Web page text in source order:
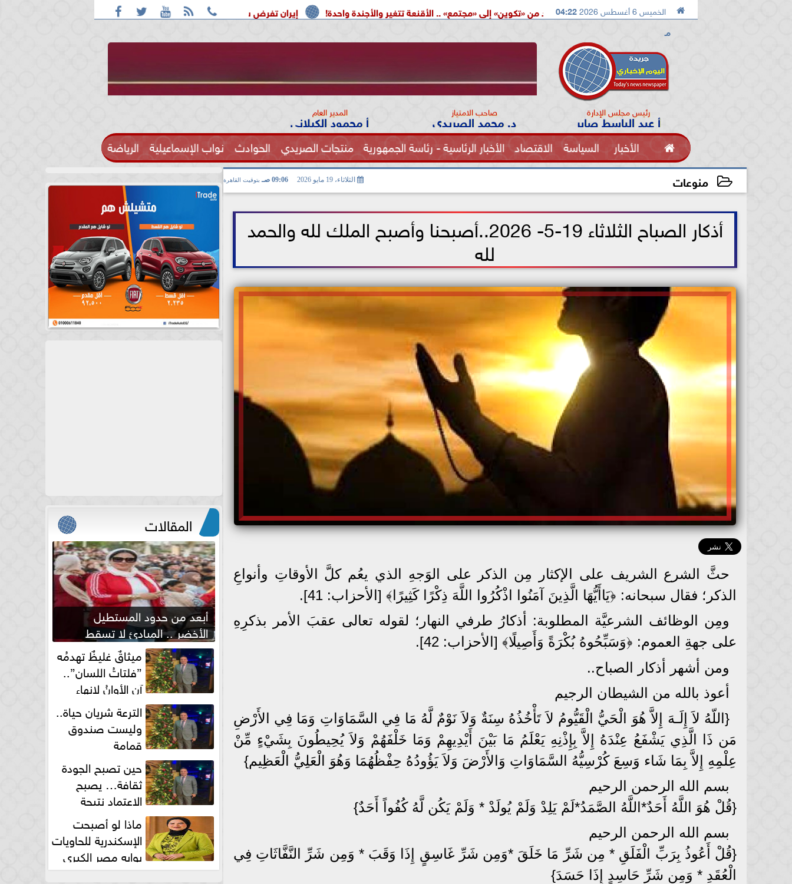
      الخميس 6 أغسطس 2026
04:22
مـ
الخميس | مباريات اليوم والقنوات إيران تفرض شروطها على ترامب وتكسب الحرب الدكتور محمد الصريدي يكشف المخطط الجديد من «تكوين» إلى «مجتمع» .. الأقنعة تتغير والأجندة واحدة!
رئيس مجلس الإدارة
أ عبد الباسط صابر صاحب الامتياز
د. محمد الصريدي المدير العام
أ محمود الكيلاني
 الأخبار السياسة الاقتصاد الأخبار الرئاسية - رئاسة الجمهورية منتجات الصريدي الحوادث نواب الإسماعيلية الرياضة
الفنون
الصحة  منوعات الثلاثاء، 19 مايو 2026 09:06 صـ بتوقيت القاهرة
أذكار الصباح الثلاثاء 19-5- 2026..أصبحنا وأصبح الملك لله والحمد
لله
حثَّ الشرع الشريف على الإكثار مِن الذكر على الوَجهِ الذي يعُم كلَّ الأوقاتِ وأنواعِ
الذكر؛ فقال سبحانه: ﴿يَاأَيُّهَا الَّذِينَ آمَنُوا اذْكُرُوا اللَّهَ ذِكْرًا كَثِيرًا﴾ [الأحزاب: 41].
ومِن الوظائف الشرعيَّة المطلوبة: أذكارُ طرفي النهار؛ لقوله تعالى عقبَ الأمر بذكرِهِ
على جهةِ العموم: ﴿وَسَبِّحُوهُ بُكْرَةً وَأَصِيلًا﴾ [الأحزاب: 42].
ومن أشهر أذكار الصباح..
أعوذ بالله من الشيطان الرجيم
{اللّهُ لاَ إِلَـهَ إِلاَّ هُوَ الْحَيُّ الْقَيُّومُ لاَ تَأْخُذُهُ سِنَةٌ وَلاَ نَوْمٌ لَّهُ مَا فِي السَّمَاوَاتِ وَمَا فِي الأَرْضِ
مَن ذَا الَّذِي يَشْفَعُ عِنْدَهُ إِلاَّ بِإِذْنِهِ يَعْلَمُ مَا بَيْنَ أَيْدِيهِمْ وَمَا خَلْفَهُمْ وَلاَ يُحِيطُونَ بِشَيْءٍ مِّنْ
عِلْمِهِ إِلاَّ بِمَا شَاء وَسِعَ كُرْسِيُّهُ السَّمَاوَاتِ وَالأَرْضَ وَلاَ يَؤُودُهُ حِفْظُهُمَا وَهُوَ الْعَلِيُّ الْعَظِيم}
بسم الله الرحمن الرحيم
{قُلْ هُوَ اللَّهُ أَحَدٌ*اللَّهُ الصَّمَدُ*لَمْ يَلِدْ وَلَمْ يُولَدْ * وَلَمْ يَكُن لَّهُ كُفُواً أَحَدٌ}
بسم الله الرحمن الرحيم
{قُلْ أَعُوذُ بِرَبِّ الْفَلَقِ * مِن شَرِّ مَا خَلَقَ *وَمِن شَرِّ غَاسِقٍ إِذَا وَقَبَ * وَمِن شَرِّ النَّفَّاثَاتِ فِي
الْعُقَدِ * وَمِن شَرِّ حَاسِدٍ إِذَا حَسَدَ}
المقالات
أبعد من حدود المستطيل
الأخضر .. المبادئ لا تسقط
بصفارة الحكم ميثاقٌ غليظٌ تهدمُه
”فلتاتُ اللسان”..
آن الأوانُ لإنهاءِ
فوضى الطلاق الشفهي!الترعة شريان حياة..
وليست صندوق
قمامة
حين تصبح الجودة
ثقافة… يصبح
الاعتماد نتيجة
طبيعية
ماذا لو أصبحت
الإسكندرية للحاويات
بوابه مصر الكبري
للتجارة العالمية بقلم د...